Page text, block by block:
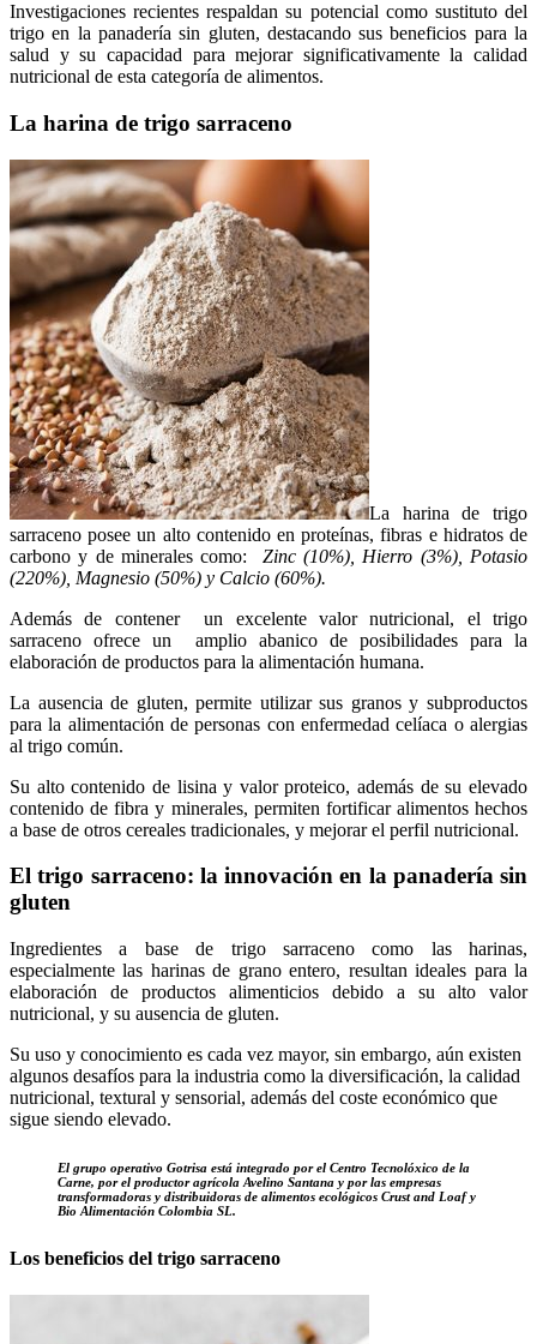
Investigaciones recientes respaldan su potencial como sustituto del
trigo en la panadería sin gluten, destacando sus beneficios para la
salud y su capacidad para mejorar significativamente la calidad
nutricional de esta categoría de alimentos.
La harina de trigo sarraceno
La harina de trigo
sarraceno posee un alto contenido en proteínas, fibras e hidratos de
carbono y de minerales como: Zinc (10%), Hierro (3%), Potasio
(220%), Magnesio (50%) y Calcio (60%).
Además de contener un excelente valor nutricional, el trigo
sarraceno ofrece un amplio abanico de posibilidades para la
elaboración de productos para la alimentación humana.
La ausencia de gluten, permite utilizar sus granos y subproductos
para la alimentación de personas con enfermedad celíaca o alergias
al trigo común.
Su alto contenido de lisina y valor proteico, además de su elevado
contenido de fibra y minerales, permiten fortificar alimentos hechos
a base de otros cereales tradicionales, y mejorar el perfil nutricional.
El trigo sarraceno: la innovación en la panadería sin
gluten
Ingredientes a base de trigo sarraceno como las harinas,
especialmente las harinas de grano entero, resultan ideales para la
elaboración de productos alimenticios debido a su alto valor
nutricional, y su ausencia de gluten.
Su uso y conocimiento es cada vez mayor, sin embargo, aún existen
algunos desafíos para la industria como la diversificación, la calidad
nutricional, textural y sensorial, además del coste económico que
sigue siendo elevado.
El grupo operativo Gotrisa está integrado por el Centro Tecnolóxico de la
Carne, por el productor agrícola Avelino Santana y por las empresas
transformadoras y distribuidoras de alimentos ecológicos Crust and Loaf y
Bio Alimentación Colombia SL.
Los beneficios del trigo sarraceno